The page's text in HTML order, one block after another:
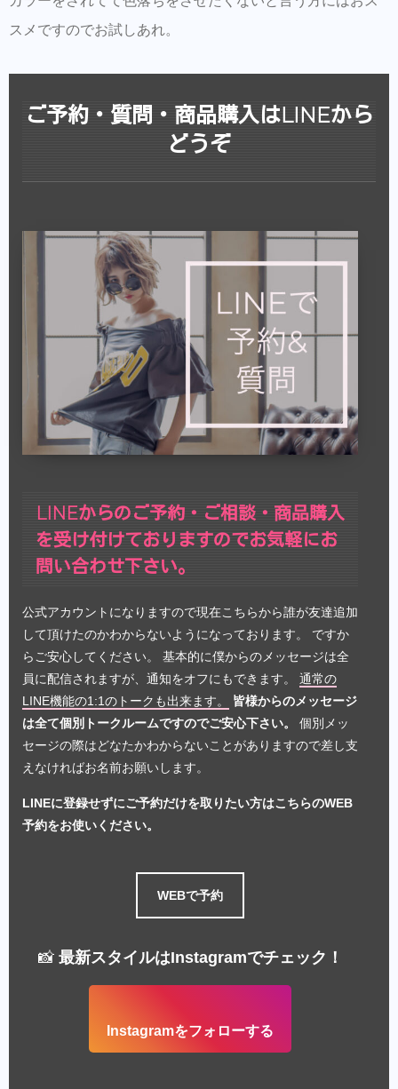
スメですのでお試しあれ。
ご予約・質問・商品購入はLINEから
どうぞ
LINEからのご予約・ご相談・商品購入
を受け付けておりますのでお気軽にお
問い合わせ下さい。
公式アカウントになりますので現在こちらから誰が友達追加
して頂けたのかわからないようになっております。 ですか
らご安心してください。 基本的に僕からのメッセージは全
員に配信されますが、通知をオフにもできます。 通常の
LINE機能の1:1のトークも出来ます。
皆様からのメッセージ
は全て個別トークルームですのでご安心下さい。
個別メッ
セージの際はどなたかわからないことがありますので差し支
えなければお名前お願いします。
LINEに登録せずにご予約だけを取りたい方はこちらのWEB
予約をお使いください。
WEBで予約
📸 最新スタイルはInstagramでチェック！
Instagramをフォローする